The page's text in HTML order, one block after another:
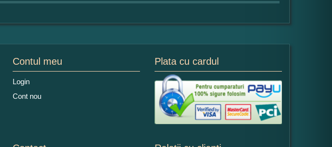
produs:
Contul meu
Login
Cont nou
Plata cu cardul